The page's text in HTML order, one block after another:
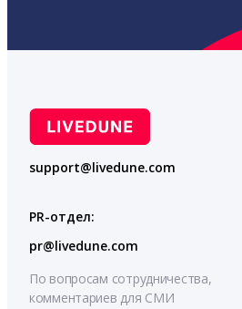
support@livedune.com
PR-отдел:
pr@livedune.com
По вопросам сотрудничества,
комментариев для СМИ